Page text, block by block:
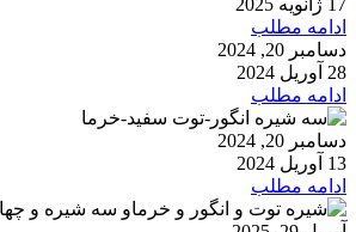
17 ژانویه 2025
ادامه مطلب
دسامبر 20, 2024
28 آوریل 2024
ادامه مطلب
دسامبر 20, 2024
13 آوریل 2024
ادامه مطلب